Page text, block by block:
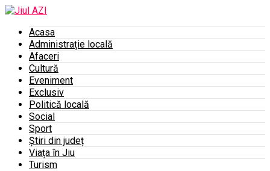
Acasa
Administrație locală
Afaceri
Cultură
Eveniment
Exclusiv
Politică locală
Social
Sport
Știri din județ
Viața în Jiu
Turism